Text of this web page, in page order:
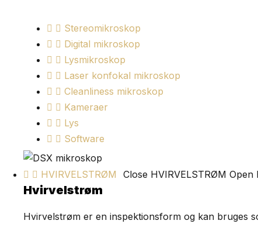
Stereomikroskop
Digital mikroskop
Lysmikroskop
Laser konfokal mikroskop
Cleanliness mikroskop
Kameraer
Lys
Software
HVIRVELSTRØM Close HVIRVELSTRØM Open
Hvirvelstrøm
Hvirvelstrøm er en inspektionsform og kan bruges